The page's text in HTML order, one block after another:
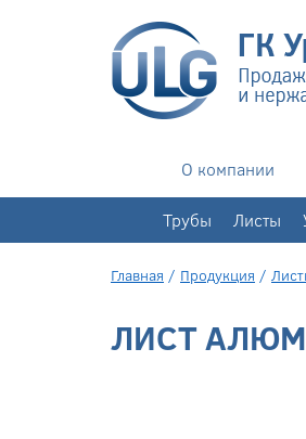
+7(343)351-76-02
О компании
Трубы Листы
Главная / Продукция /
ЛИСТ